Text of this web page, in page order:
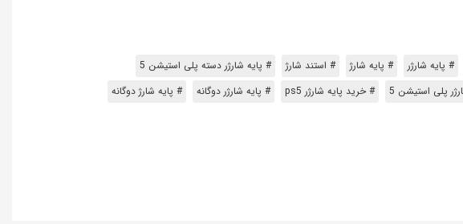
# پایه شارژر # پایه شارژ # استند شارژ
# پایه شارژر دسته پلی استیشن 5
پلی استیشن 5 # خرید پایه شارژر ps5 # پایه شارژر دوگانه
# پایه شارژ دوگانه